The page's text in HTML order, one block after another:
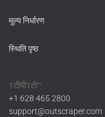
मूल्य निर्धारण
स्थिति पृष्ठ
1टीपी1टी™
+1 628 465 2800
support@outscraper.com